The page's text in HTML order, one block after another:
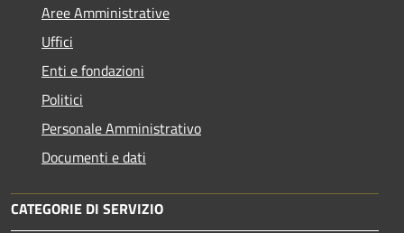
Aree Amministrative
Uffici
Enti e fondazioni
Politici
Personale Amministrativo
Documenti e dati
CATEGORIE DI SERVIZIO